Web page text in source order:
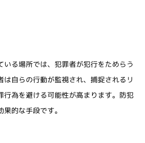
いる場所では、犯罪者が犯行をためらう
は自らの行動が監視され、捕捉されるリ
行為を避ける可能性が高まります。防犯
的な手段です。